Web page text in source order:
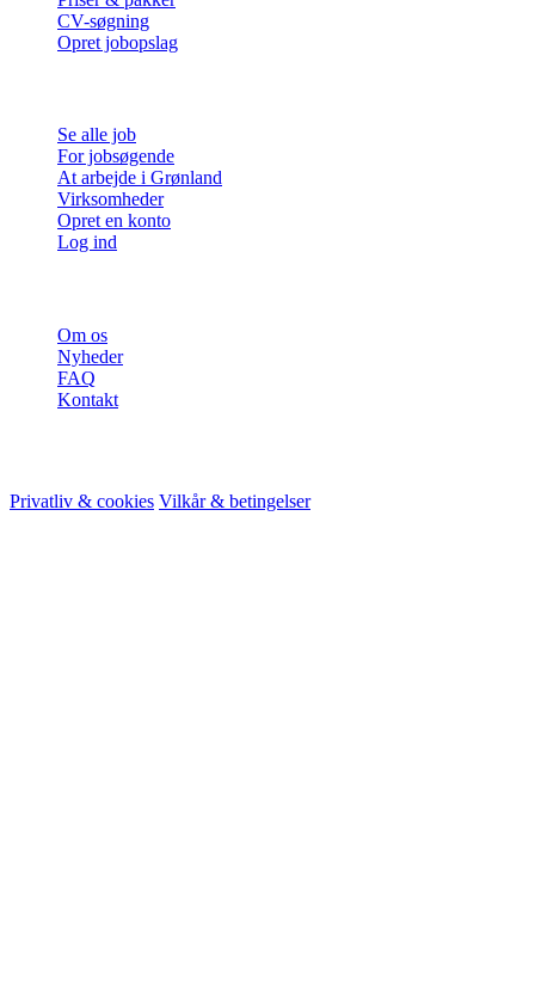
CV-søgning
Opret jobopslag
Se alle job
For jobsøgende
At arbejde i Grønland
Virksomheder
Opret en konto
Log ind
Om os
Nyheder
FAQ
Kontakt
Privatliv & cookies Vilkår & betingelser